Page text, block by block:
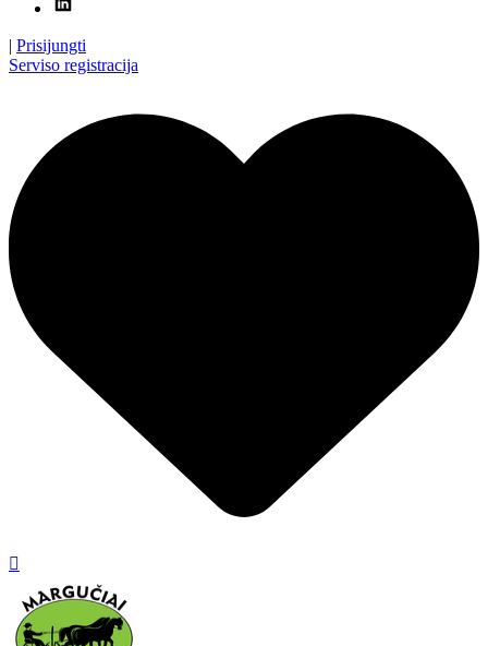
| Prisijungti
Serviso registracija
